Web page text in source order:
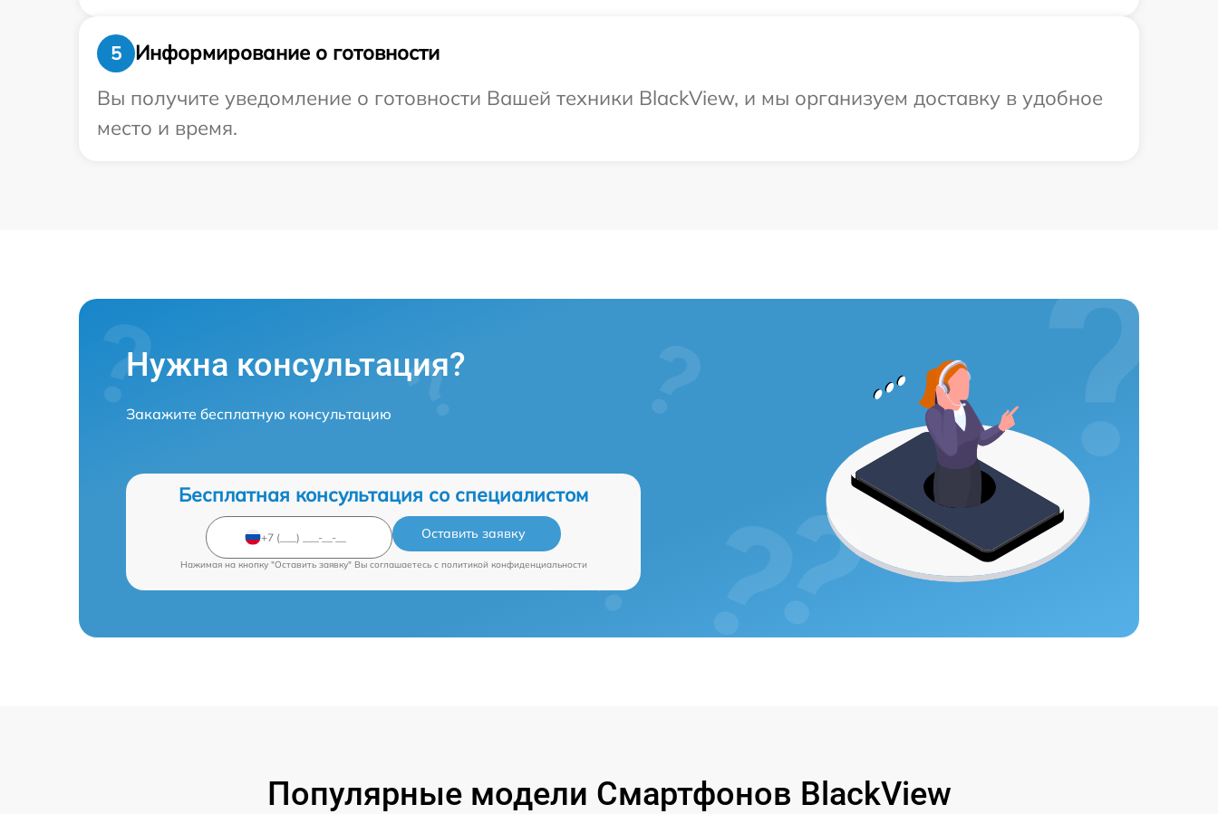
5
Информирование о готовности
Вы получите уведомление о готовности Вашей техники BlackView, и мы организуем доставку в удобное
место и время.
Нужна консультация?
Закажите бесплатную консультацию
Бесплатная консультация со специалистом
Оставить заявку
Нажимая на кнопку "Оставить заявку" Вы соглашаетесь c политикой конфиденциальности
Популярные модели Смартфонов BlackView